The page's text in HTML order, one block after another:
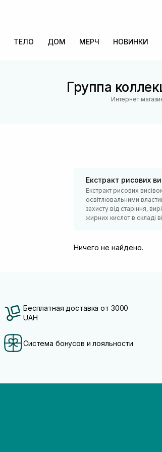
ТЕЛО ДОМ МЕРЧ НОВИНКИ
Группа
Интернет
Екстракт рисових
Екстракт рисових
освітлювальними
захисту від старіння,
жирних кислот в складі
Ничего не найдено.
Бесплатная доставка от 3000
UAH
Система бонусов и лояльности